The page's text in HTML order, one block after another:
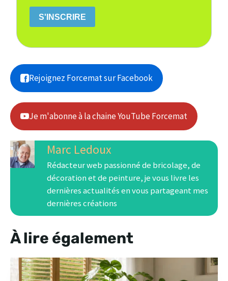
S'INSCRIRE
Rejoignez Forcemat sur Facebook
Je m'abonne à la chaine YouTube Forcemat
Marc Ledoux
Rédacteur web passionné de bricolage, de
décoration et de peinture, je vous livre les
dernières actualités en vous partageant mes
dernières créations
À lire également